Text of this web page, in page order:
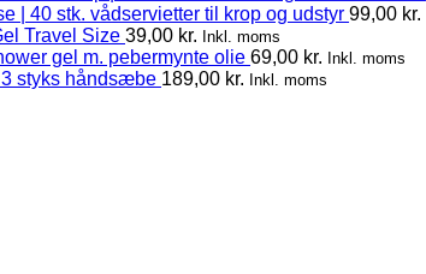
| 40 stk. vådservietter til krop og udstyr 99,00 kr.
Travel Size 39,00 kr. Inkl. moms
gel m. pebermynte olie 69,00 kr. Inkl. moms
styks håndsæbe 189,00 kr. Inkl. moms